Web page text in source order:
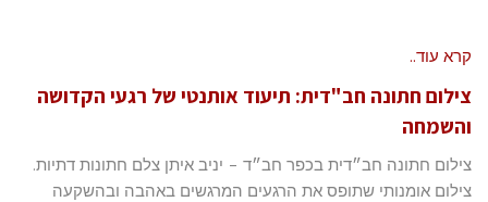
קרא עוד..
צילום חתונה חב"דית: תיעוד אותנטי של רגעי הקדושה
והשמחה
צילום חתונה חב״דית בכפר חב״ד – יניב איתן צלם חתונות דתיות.
צילום אומנותי שתופס את הרגעים המרגשים באהבה ובהשקעה